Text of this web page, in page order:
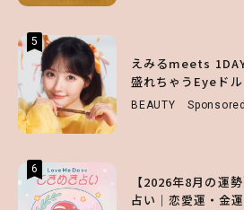
5
えみるmeets
盛れちゃうEyeド
BEAUTY Sponsored
6
【2026年8月の運
占い｜恋愛運・金
5
キープの秘訣や夏
ビュー！
ENTERTAINMENT
6
【SNIDEL】長濱
5
第1弾の気になるメ
チェック！
6
【GU】夏の“主役
ー＆可愛すぎる「